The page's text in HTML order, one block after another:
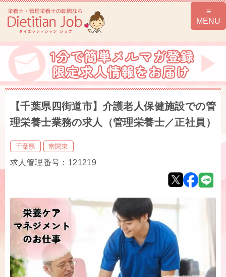
【千葉県四街道市】介護老人保健施設での管
理栄養士業務の求人（管理栄養士／正社員）
千葉県 南関東
求人管理番号：121219